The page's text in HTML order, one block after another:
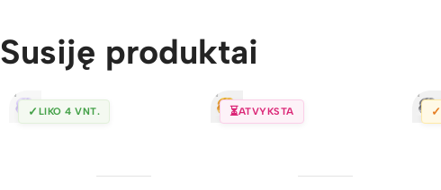
Susiję produktai
✓ LIKO 4 VNT. ⏳ATVYKSTA ✓